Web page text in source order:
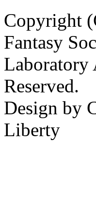
Copyright
Fantasy
Laboratory
Reserved.
Design by
Liberty